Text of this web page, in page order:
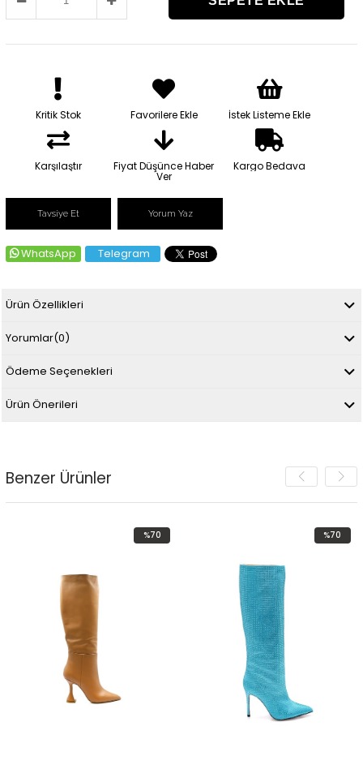
Kritik Stok Favorilere Ekle İstek Listeme Ekle
Karşılaştır Fiyat Düşünce Haber
Ver
Kargo Bedava
Tavsiye Et Yorum Yaz
WhatsApp Telegram
Ürün Özellikleri
Yorumlar(0)
Ödeme Seçenekleri
Ürün Önerileri
Benzer Ürünler
%70
%70